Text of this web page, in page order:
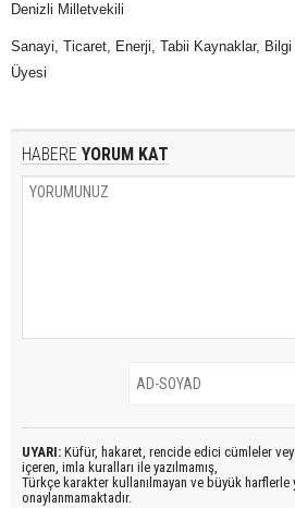
Denizli Milletvekili
Sanayi, Ticaret, Enerji, Tabii Kaynaklar,
Üyesi
HABERE YORUM KAT
UYARI: Küfür, hakaret, rencide edici cümleler
içeren, imla kuralları ile yazılmamış,
Türkçe karakter kullanılmayan ve büyük harflerle
onaylanmamaktadır.